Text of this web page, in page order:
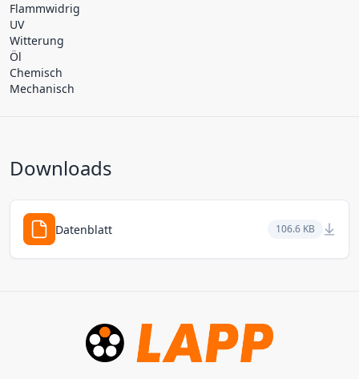
Flammwidrig
UV
Witterung
Öl
Chemisch
Mechanisch
Downloads
Datenblatt 106.6 KB